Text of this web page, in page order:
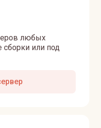
любых
сборки или под